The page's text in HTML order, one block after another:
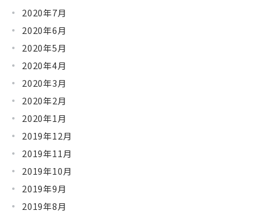
2020年7月
2020年6月
2020年5月
2020年4月
2020年3月
2020年2月
2020年1月
2019年12月
2019年11月
2019年10月
2019年9月
2019年8月